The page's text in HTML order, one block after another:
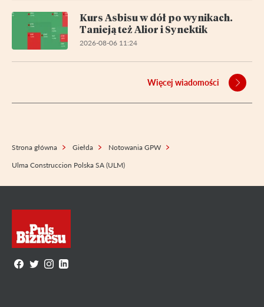
Kurs Asbisu w dół po wynikach.
Tanieją też Alior i Synektik
2026-08-06 11:24
Więcej wiadomości
Strona główna Giełda
Notowania GPW
Ulma Construccion Polska SA (ULM)